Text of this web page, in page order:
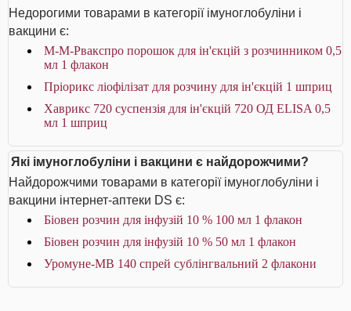
Недорогими товарами в категорії імуноглобуліни і
вакцини є:
М-М-Рвакспро порошок для ін'єкцій з розчинником 0,5
мл 1 флакон
Пріорикс ліофілізат для розчину для ін'єкцій 1 шприц
Хаврикс 720 суспензія для ін'єкцій 720 ОД ELISA 0,5
мл 1 шприц
Які імуноглобуліни і вакцини є найдорожчими?
Найдорожчими товарами в категорії імуноглобуліни і
вакцини інтернет-аптеки DS є:
Біовен розчин для інфузій 10 % 100 мл 1 флакон
Біовен розчин для інфузій 10 % 50 мл 1 флакон
Уромуне-МВ 140 спрей сублінгвальний 2 флакони